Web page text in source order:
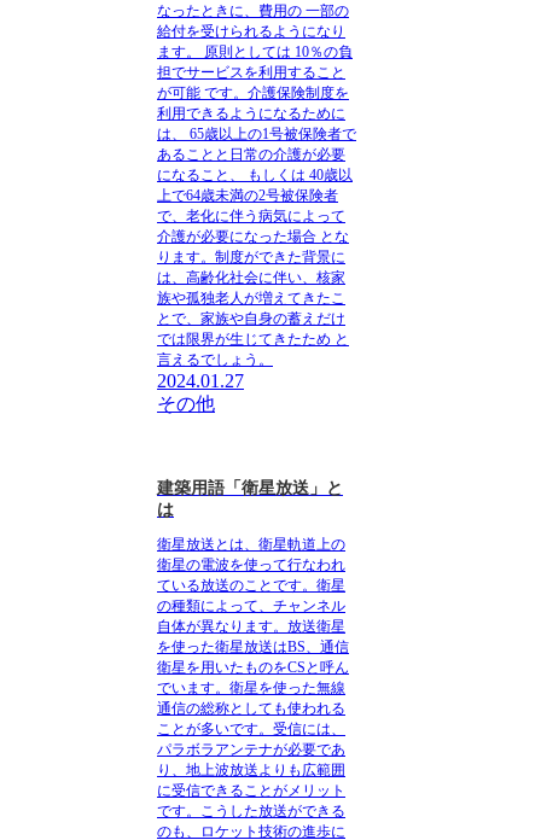
なったときに、費用の 一部の
給付を受けられるようになり
ます。
原則としては 10％の負
担でサービスを利用すること
が可能 です。介護保険制度を
利用できるようになるために
は、 65歳以上の1号被保険者で
あることと日常の介護が必要
になること、
もしくは 40歳以
上で64歳未満の2号被保険者
で、老化に伴う病気によって
介護が必要になった場合 とな
ります。 制度ができた背景に
は、高齢化社会に伴い、核家
族や孤独老人が増えてきたこ
とで、家族や自身の蓄えだけ
では限界が生じてきたため と
言えるでしょう。
2024.01.27
その他
建築用語「衛星放送」と
は
衛星放送とは、衛星軌道上の
衛星の電波を使って行なわれ
ている放送のことです。衛星
の種類によって、チャンネル
自体が異なります。放送衛星
を使った衛星放送はBS、通信
衛星を用いたものをCSと呼ん
でいます。衛星を使った無線
通信の総称としても使われる
ことが多いです。 受信には、
パラボラアンテナが必要であ
り、地上波放送よりも広範囲
に受信できることがメリット
です。こうした放送ができる
のも、ロケット技術の進歩に